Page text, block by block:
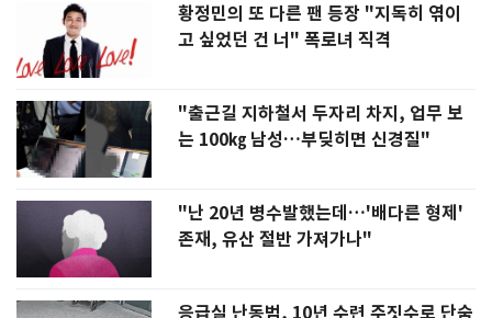
황정민의 또 다른 팬 등장 "지독히 엮이
고 싶었던 건 너" 폭로녀 직격
"출근길 지하철서 두자리 차지, 업무 보
는 100㎏ 남성…부딪히면 신경질"
"난 20년 병수발했는데…'배다른 형제'
존재, 유산 절반 가져가나"
응급실 난동범, 10년 수련 주짓수로 단숨